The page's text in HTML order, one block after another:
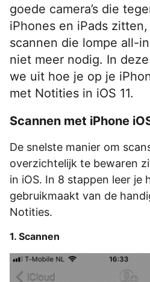
goede camera’s die
iPhones en iPads
scannen die lompe all-
niet meer nodig. In
we uit hoe je op je
met Notities in iOS 11.
Scannen met iPhone
De snelste manier om
overzichtelijk te bewaren
in iOS. In 8 stappen leer je
gebruikmaakt van de
Notities.
1. Scannen